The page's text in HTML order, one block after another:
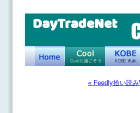
DayTradeNet
« Feedly拾い読